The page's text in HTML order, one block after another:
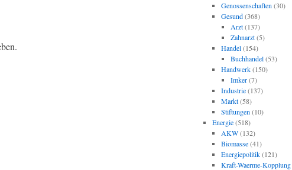
Genossenschaften (30)
Gesund(368)
Arzt(137)
Zahnarzt(5)
Handel(154)
Buchhandel(53)
Handwerk(150)
Imker(7)
Industrie(137)
Markt(58)
Stiftungen (10)
Energie(518)
AKW(132)
Biomasse(41)
Energiepolitik(121)
Kraft-Waerme-Kopplung